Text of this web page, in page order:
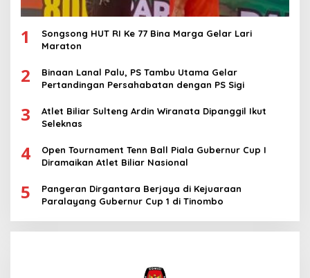
1
Songsong HUT RI Ke 77 Bina Marga Gelar Lari
Maraton
2
Binaan Lanal Palu, PS Tambu Utama Gelar
Pertandingan Persahabatan dengan PS Sigi
3
Atlet Biliar Sulteng Ardin Wiranata Dipanggil Ikut
Seleknas
4
Open Tournament Tenn Ball Piala Gubernur Cup I
Diramaikan Atlet Biliar Nasional
5
Pangeran Dirgantara Berjaya di Kejuaraan
Paralayang Gubernur Cup 1 di Tinombo